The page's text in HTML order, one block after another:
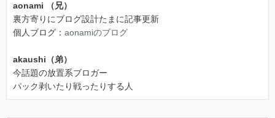
aonami （兄）
裏方寄りにブログ設計たまに記事更新
個人ブログ： aonamiのブログ
akaushi（弟）
今話題の放置系ブロガー
パック剥いたり戦ったりする人